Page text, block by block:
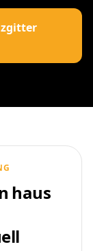
haus